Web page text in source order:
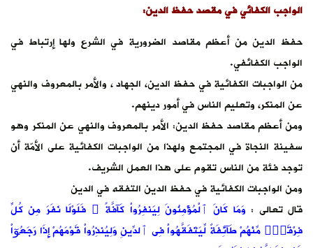
الواجب الكفائي في مقصد حفظ الدين:
حفظ الدين من أعظم مقاصد الضرورية في الشرع ولها إرتباط في
الواجب الكفائفي.
من الواجبات الكفائية في حفظ الدين، الجهاد ، والأمر بالمعروف والنهي
عن المنكر، وتعليم الناس في أمور دينهم.
ومن أعظم مقاصد حفظ الدين: الأمر بالمعروف والنهي عن المنكر وهو
سفينة النجاة في المجتمع ولهذا من الواجبات الكفائية على الأمّة أن
توجد فئة من الناس تقوم على هذا العمل الشريف.
ومن الواجبات الكفائية في حفظ الدين التفقه في الدين
قال تعالى : وَمَا كَانَ ٱلْمُؤْمِنُونَ لِيَنفِرُواْ كَآفَّةً ۚ فَلَوْلَا نَفَرَ مِن كُلِّ
فِرْقَةٍۢ مِّنْهُمْ طَآئِفَةٌ لِّيَتَفَقَّهُواْ فِى ٱلدِّينِ وَلِيُنذِرُواْ قَوْمَهُمْ إِذَا رَجَعُوٓاْ